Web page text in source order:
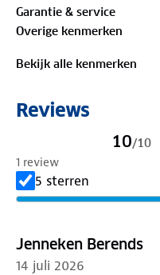
Spider Rubber®-zool
ondergrond. Ook fijn:
100% REPREVE®
Zijn je sandalen aan
Wij
Garantie & service
Overige kenmerken
Bekijk alle kenmerken
Reviews
10/10
1 review
5 sterren
Jenneken Berends
14 juli 2026